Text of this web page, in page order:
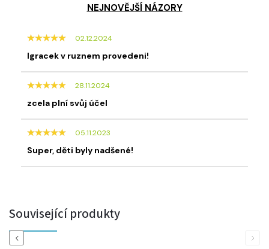
NEJNOVĚJŠÍ NÁZORY
02.12.2024
Igracek v ruznem provedeni!
28.11.2024
zcela plní svůj účel
05.11.2023
Super, děti byly nadšené!
Související produkty
Previous Next